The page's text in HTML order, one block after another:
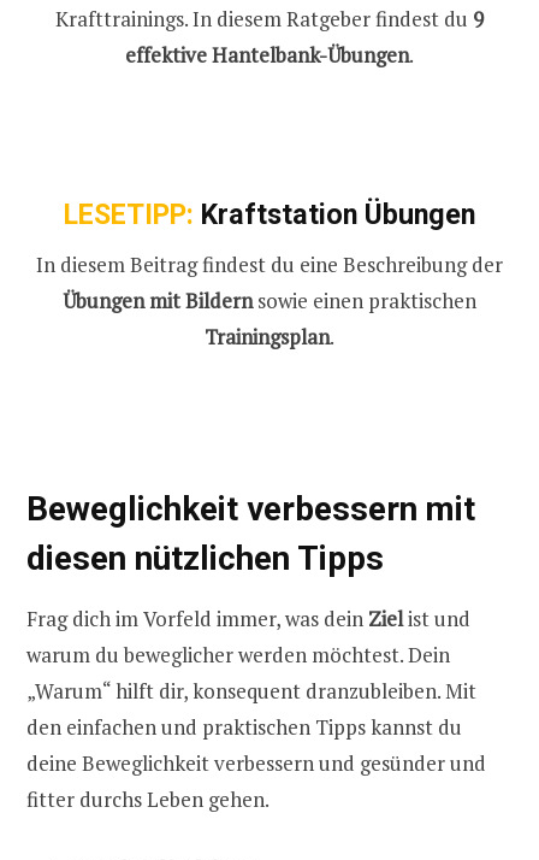
Krafttrainings. In diesem Ratgeber findest du 9
effektive Hantelbank-Übungen.
LESETIPP: Kraftstation Übungen
In diesem Beitrag findest du eine Beschreibung der
Übungen mit Bildernsowie einen praktischen
Trainingsplan.
Beweglichkeit verbessern mit
diesen nützlichen Tipps
Frag dich im Vorfeld immer, was dein Zielist und
warum du beweglicher werden möchtest. Dein
„Warum“ hilft dir, konsequent dranzubleiben. Mit
den einfachen und praktischen Tipps kannst du
deine Beweglichkeit verbessern und gesünder und
fitter durchs Leben gehen.